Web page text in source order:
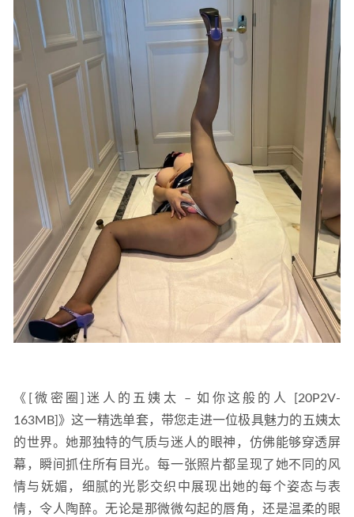
《[微密圈]迷人的五姨太 – 如你这般的人 [20P2V-
163MB]》这一精选单套，带您走进一位极具魅力的五姨太
的世界。她那独特的气质与迷人的眼神，仿佛能够穿透屏
幕，瞬间抓住所有目光。每一张照片都呈现了她不同的风
情与妩媚，细腻的光影交织中展现出她的每个姿态与表
情，令人陶醉。无论是那微微勾起的唇角，还是温柔的眼